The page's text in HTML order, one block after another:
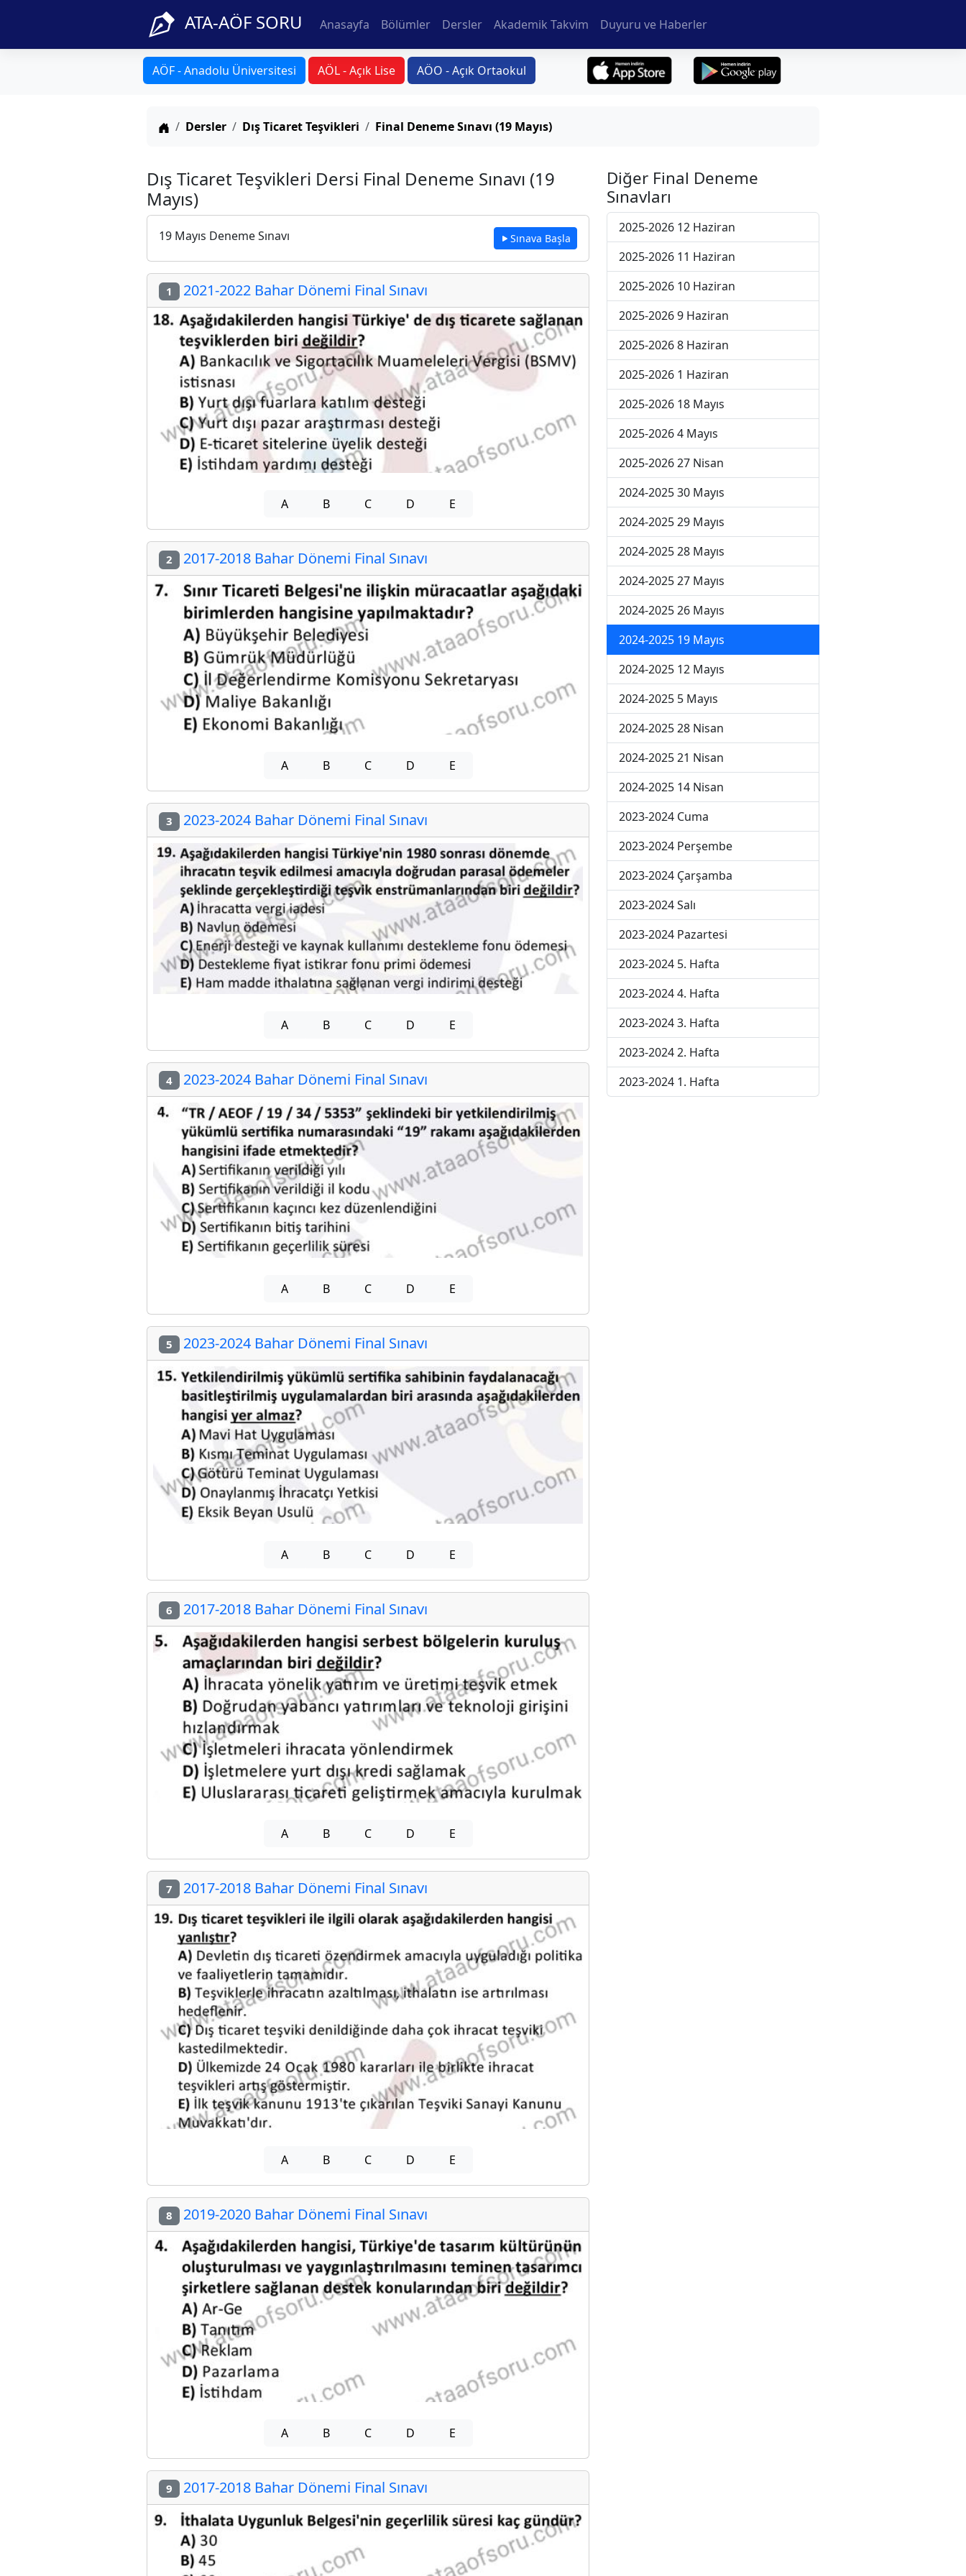
ATA-AÖF SORU Anasayfa Bölümler Dersler Akademik Takvim Duyuru ve Haberler
AÖF - Anadolu Üniversitesi AÖL - Açık Lise AÖO - Açık Ortaokul
Anasayfa
Dersler Dış Ticaret Teşvikleri Final Deneme Sınavı (19 Mayıs)
Dış Ticaret Teşvikleri Dersi Final Deneme Sınavı (19
Mayıs)
19 Mayıs Deneme Sınavı Sınava Başla
1 2021-2022 Bahar Dönemi Final Sınavı
A B C D E
2 2017-2018 Bahar Dönemi Final Sınavı
A B C D E
3 2023-2024 Bahar Dönemi Final Sınavı
A B C D E
4 2023-2024 Bahar Dönemi Final Sınavı
A B C D E
5 2023-2024 Bahar Dönemi Final Sınavı
A B C D E
6 2017-2018 Bahar Dönemi Final Sınavı
A B C D E
7 2017-2018 Bahar Dönemi Final Sınavı
A B C D E
8 2019-2020 Bahar Dönemi Final Sınavı
A B C D E
9 2017-2018 Bahar Dönemi Final Sınavı
Diğer Final Deneme
Sınavları
2025-2026 12 Haziran
2025-2026 11 Haziran
2025-2026 10 Haziran
2025-2026 9 Haziran
2025-2026 8 Haziran
2025-2026 1 Haziran
2025-2026 18 Mayıs
2025-2026 4 Mayıs
2025-2026 27 Nisan
2024-2025 30 Mayıs
2024-2025 29 Mayıs
2024-2025 28 Mayıs
2024-2025 27 Mayıs
2024-2025 26 Mayıs
2024-2025 19 Mayıs
2024-2025 12 Mayıs
2024-2025 5 Mayıs
2024-2025 28 Nisan
2024-2025 21 Nisan
2024-2025 14 Nisan
2023-2024 Cuma
2023-2024 Perşembe
2023-2024 Çarşamba
2023-2024 Salı
2023-2024 Pazartesi
2023-2024 5. Hafta
2023-2024 4. Hafta
2023-2024 3. Hafta
2023-2024 2. Hafta
2023-2024 1. Hafta